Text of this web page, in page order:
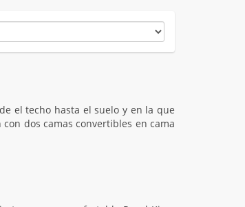
el techo hasta el suelo y en la que
dos camas convertibles en cama